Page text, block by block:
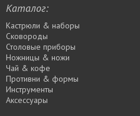
Каталог:
Кастрюли & наборы
Сковороды
Столовые приборы
Ножницы & ножи
Чай & кофе
Противни & формы
Инструменты
Аксессуары